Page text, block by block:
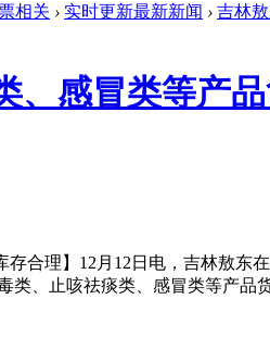
相关 › 实时更新最新新闻 › 吉林
、感冒类等产
理】12月12日电，吉林敖东
、止咳祛痰类、感冒类等产